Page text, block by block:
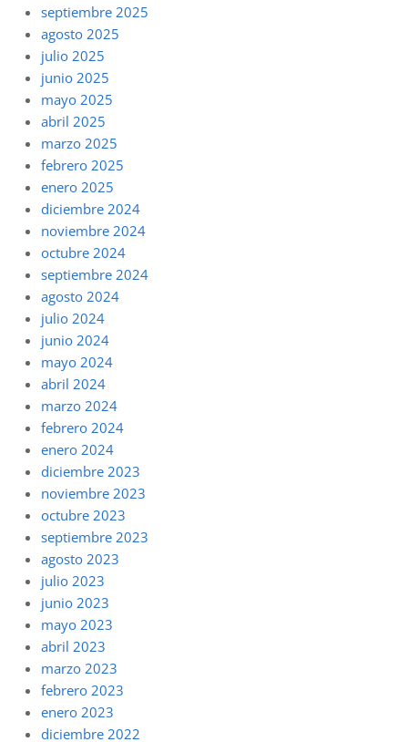
septiembre 2025
agosto 2025
julio 2025
junio 2025
mayo 2025
abril 2025
marzo 2025
febrero 2025
enero 2025
diciembre 2024
noviembre 2024
octubre 2024
septiembre 2024
agosto 2024
julio 2024
junio 2024
mayo 2024
abril 2024
marzo 2024
febrero 2024
enero 2024
diciembre 2023
noviembre 2023
octubre 2023
septiembre 2023
agosto 2023
julio 2023
junio 2023
mayo 2023
abril 2023
marzo 2023
febrero 2023
enero 2023
diciembre 2022